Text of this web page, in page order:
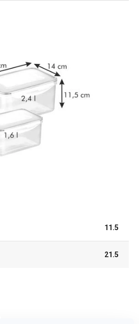
11.5
21.5